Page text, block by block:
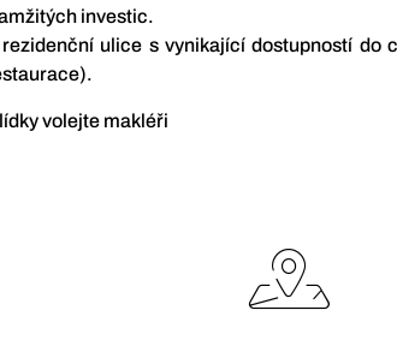
investic.
ulice s vynikající dostupností
volejte makléři